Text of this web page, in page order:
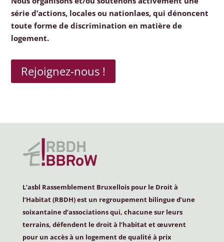
série d’actions, locales ou nationlaes, qui dénoncent
toute forme de discrimination en matière de
logement.
Rejoignez-nous !
L’asbl Rassemblement Bruxellois pour le Droit à
l’Habitat (RBDH) est un regroupement bilingue d’une
soixantaine d’associations qui, chacune sur leurs
terrains, défendent le droit à l’habitat et œuvrent
pour un accès à un logement de qualité à prix